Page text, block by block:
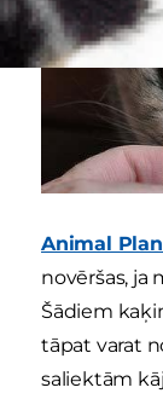
Animal
novēršas, ja
Šādiem
tāpat varat
saliektām